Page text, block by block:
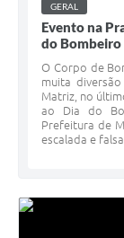
GERAL
Evento na
do Bombeiro
O Corpo de
muita
Matriz, no
ao Dia do
Prefeitura de
escalada e falsa